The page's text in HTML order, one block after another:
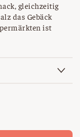
gleichzeitig
das Gebäck
ist